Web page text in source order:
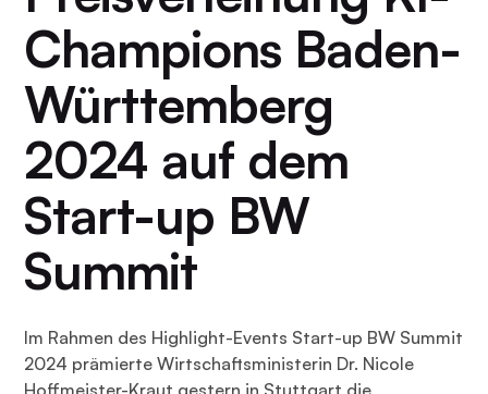
Champions Baden-
Württemberg
2024 auf dem
Start-up BW
Summit
Im Rahmen des Highlight-Events Start-up BW Summit
2024 prämierte Wirtschaftsministerin Dr. Nicole
Hoffmeister-Kraut gestern in Stuttgart die